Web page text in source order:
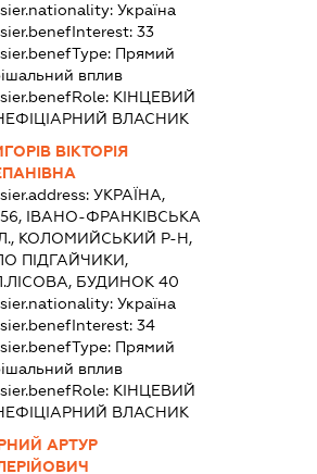
Україна
33
Прямий
вплив
КІНЦЕВИЙ
ВЛАСНИК
ВІКТОРІЯ
УКРАЇНА,
ІВАНО-ФРАНКІВСЬКА
КОЛОМИЙСЬКИЙ Р-Н,
ПІДГАЙЧИКИ,
БУДИНОК 40
Україна
34
Прямий
вплив
КІНЦЕВИЙ
ВЛАСНИК
АРТУР